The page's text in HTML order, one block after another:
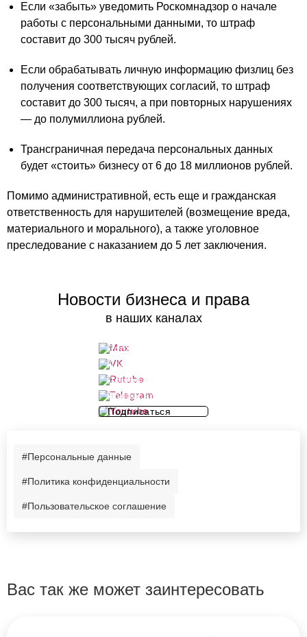
Если «забыть» уведомить Роскомнадзор о начале
работы с персональными данными, то штраф
составит до 300 тысяч рублей.
Если обрабатывать личную информацию физлиц без
получения соответствующих согласий, то штраф
составит до 300 тысяч, а при повторных нарушениях
— до полумиллиона рублей.
Трансграничная передача персональных данных
будет «стоить» бизнесу от 6 до 18 миллионов рублей.
Помимо административной, есть еще и гражданская
ответственность для нарушителей (возмещение вреда,
материального и морального), а также уголовное
преследование с наказанием до 5 лет заключения.
Новости бизнеса и права
в наших каналах
Подписаться
Подписаться
Подписаться
Подписаться
Подписаться
#Персональные данные
#Политика конфиденциальности
#Пользовательское соглашение
Вас так же может заинтересовать